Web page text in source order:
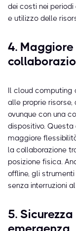
dei costi nei
e utilizzo delle
4.
Il cloud computing
alle proprie
ovunque con una
dispositivo.
maggiore
la collaborazione
posizione fisica.
offline, gli
senza interruzioni
5.